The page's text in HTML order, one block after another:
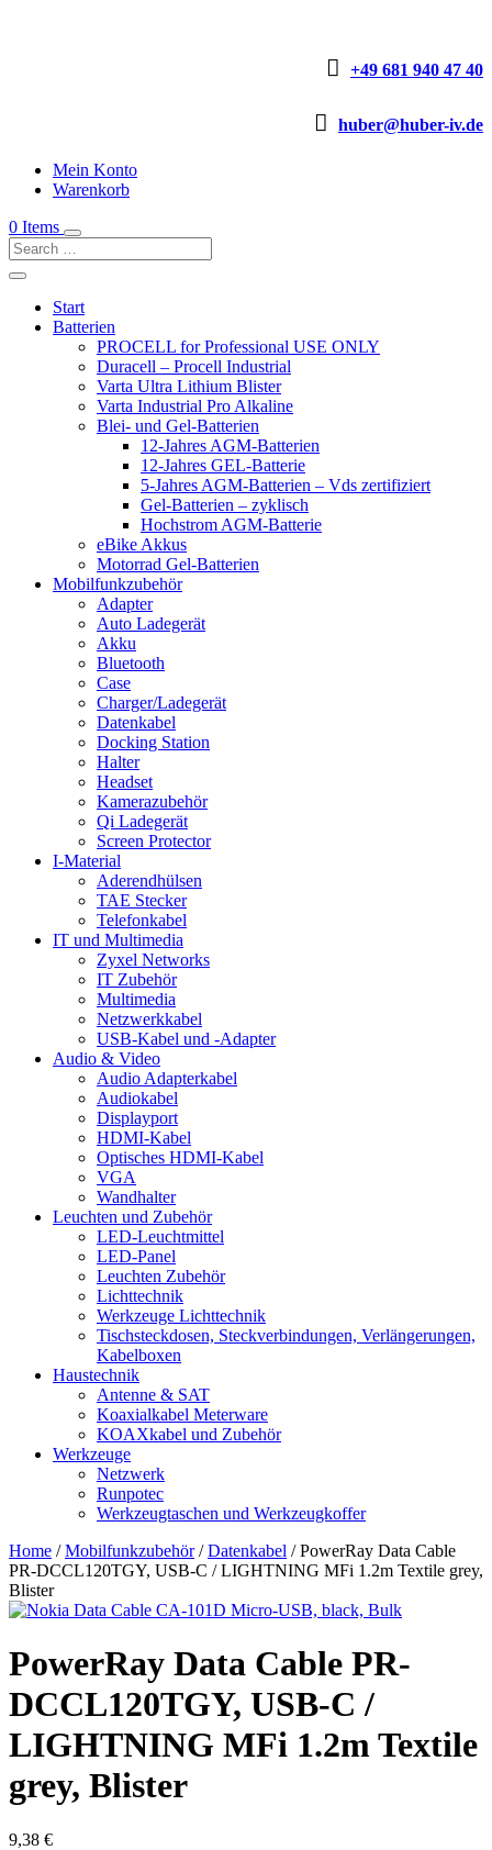
 +49 681 940 47 40
 huber@huber-iv.de
Mein Konto
Warenkorb
0 Items
Start
Batterien
PROCELL for Professional USE ONLY
Duracell – Procell Industrial
Varta Ultra Lithium Blister
Varta Industrial Pro Alkaline
Blei- und Gel-Batterien
12-Jahres AGM-Batterien
12-Jahres GEL-Batterie
5-Jahres AGM-Batterien – Vds zertifiziert
Gel-Batterien – zyklisch
Hochstrom AGM-Batterie
eBike Akkus
Motorrad Gel-Batterien
Mobilfunkzubehör
Adapter
Auto Ladegerät
Akku
Bluetooth
Case
Charger/Ladegerät
Datenkabel
Docking Station
Halter
Headset
Kamerazubehör
Qi Ladegerät
Screen Protector
I-Material
Aderendhülsen
TAE Stecker
Telefonkabel
IT und Multimedia
Zyxel Networks
IT Zubehör
Multimedia
Netzwerkkabel
USB-Kabel und -Adapter
Audio & Video
Audio Adapterkabel
Audiokabel
Displayport
HDMI-Kabel
Optisches HDMI-Kabel
VGA
Wandhalter
Leuchten und Zubehör
LED-Leuchtmittel
LED-Panel
Leuchten Zubehör
Lichttechnik
Werkzeuge Lichttechnik
Tischsteckdosen, Steckverbindungen, Verlängerungen,
Kabelboxen
Haustechnik
Antenne & SAT
Koaxialkabel Meterware
KOAXkabel und Zubehör
Werkzeuge
Netzwerk
Runpotec
Werkzeugtaschen und Werkzeugkoffer
Home /Mobilfunkzubehör/Datenkabel / PowerRay Data Cable
PR-DCCL120TGY, USB-C / LIGHTNING MFi 1.2m Textile grey,
Blister
PowerRay Data Cable PR-
DCCL120TGY, USB-C /
LIGHTNING MFi 1.2m Textile
grey, Blister
9,38 €